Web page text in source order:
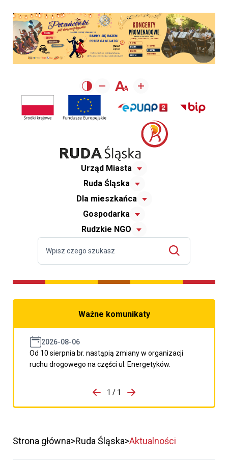
Urząd Miasta
Ruda Śląska
Dla mieszkańca
Gospodarka
Rudzkie NGO
Ważne komunikaty
2026-08-06
Od 10 sierpnia br. nastąpią zmiany w organizacji
ruchu drogowego na części ul. Energetyków.
porzpedniego komunikatu
1 / 1
Przejdź do następnego
Strona główna Ruda Śląska Aktualności